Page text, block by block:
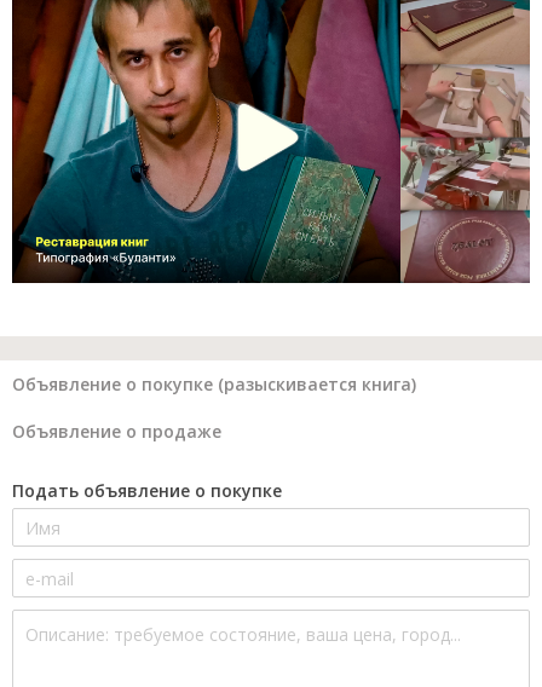
Объявление о покупке (разыскивается книга)
Объявление о продаже
Подать объявление о покупке